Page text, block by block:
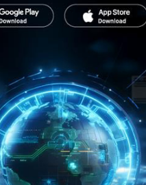
升溫 英特爾迎NVIDIA合作
傳蘋果與英特爾達晶片代工
2漲價｜美歐貿易協議進入
晶圓廠計畫 攜英特爾打
時代？ 蘋果傳洽英特爾、